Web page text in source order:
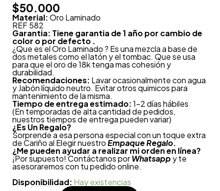
$50.000
Material:Oro Laminado
REF 582
Garantia: Tiene garantia de 1 año por cambio de
color o por defecto .
¿Que es el Oro Laminado ? Es una mezcla a base de
dos metales como el latón y el tombac. Que se usa
para que el oro de 18k tenga mas cohesión y
durabilidad.
Recomendaciones: Lavar ocasionalmente con agua
y Jabón líquido neutro. Evitar otros quimicos para
mantenimiento de la misma.
Tiempo de entrega estimado:1-2 días hábiles
(En temporadas de alta cantidad de pedidos,
nuestros tiempos de entrega pueden variar)
¿Es Un Regalo?
Sorprende a esa persona especial con un toque extra
de Cariño al Elegir nuestroEmpaque Regalo.
¿Me pueden ayudar a realizar mi orden en línea?
¡Por supuesto! Contáctanos porWhatsapp y te
asesoraremos con tu pedido online.
Disponibilidad: Hay existencias